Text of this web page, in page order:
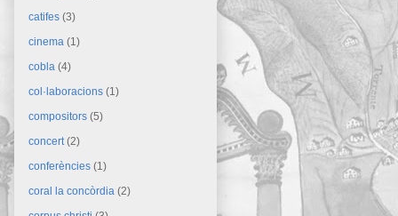
catifes (3)
cinema (1)
cobla (4)
col·laboracions (1)
compositors (5)
concert (2)
conferències (1)
coral la concòrdia (2)